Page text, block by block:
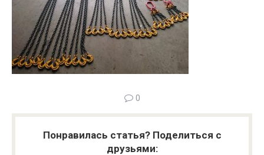
0
Понравилась статья? Поделиться с
друзьями: